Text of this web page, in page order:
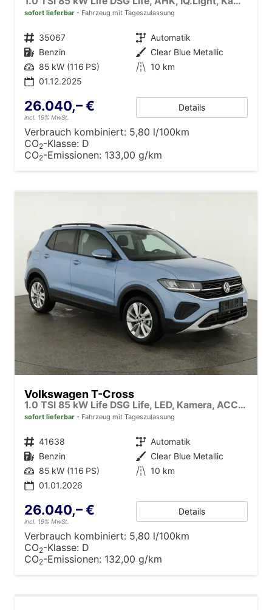
sofort lieferbar Fahrzeug mit Tageszulassung
Fahrzeugnr. 35067 Getriebe Automatik
Kraftstoff Benzin Außenfarbe Clear Blue Metallic
Leistung 85 kW (116 PS) Kilometerstand 10 km
01.12.2025
26.040,– €
incl. 19% MwSt.
Details
Verbrauch kombiniert: 5,80 l/100km
CO2-Klasse: D
CO2-Emissionen: 133,00 g/km
Volkswagen T-Cross
1.0 TSI 85 kW Life DSG Life, LED, Kamera, ACC, Side, Winter, 17-Zoll, 3-J. Garantie
sofort lieferbar Fahrzeug mit Tageszulassung
Fahrzeugnr. 41638 Getriebe Automatik
Kraftstoff Benzin Außenfarbe Clear Blue Metallic
Leistung 85 kW (116 PS) Kilometerstand 10 km
01.01.2026
26.040,– €
incl. 19% MwSt.
Details
Verbrauch kombiniert: 5,80 l/100km
CO2-Klasse: D
CO2-Emissionen: 132,00 g/km